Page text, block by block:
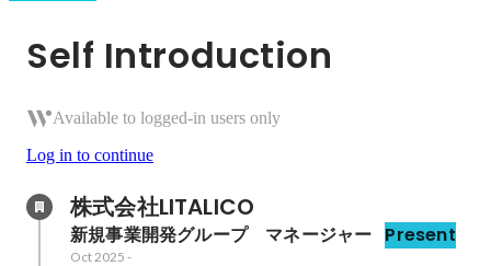
Self Introduction
Available to logged-in users only
Log in to continue
株式会社LITALICO
新規事業開発グループ　マネージャー Present
Oct 2025 -